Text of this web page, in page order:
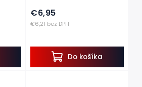
€6,21 bez DPH
€6,95
Do košíka